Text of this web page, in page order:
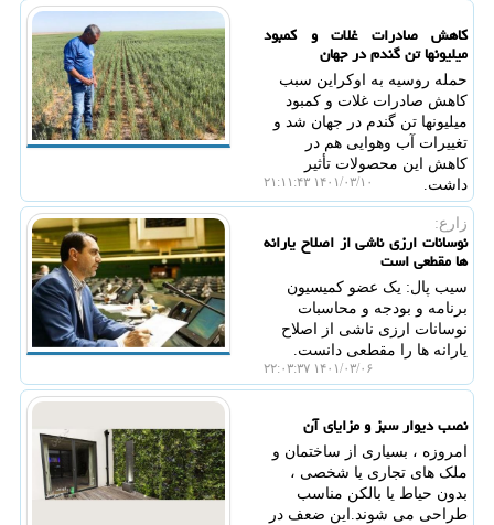
کاهش صادرات غلات و کمبود
میلیونها تن گندم در جهان
حمله روسیه به اوکراین سبب
کاهش صادرات غلات و کمبود
میلیونها تن گندم در جهان شد و
تغییرات آب وهوایی هم در
کاهش این محصولات تأثیر
داشت.
۱۴۰۱/۰۳/۱۰ ۲۱:۱۱:۴۳
زارع:
نوسانات ارزی ناشی از اصلاح یارانه
ها مقطعی است
سیب پال: یک عضو کمیسیون
برنامه و بودجه و محاسبات
نوسانات ارزی ناشی از اصلاح
یارانه ها را مقطعی دانست.
۱۴۰۱/۰۳/۰۶ ۲۲:۰۳:۳۷
نصب دیوار سبز و مزایای آن
امروزه ، بسیاری از ساختمان و
ملک های تجاری یا شخصی ،
بدون حیاط یا بالکن مناسب
طراحی می شوند.این ضعف در